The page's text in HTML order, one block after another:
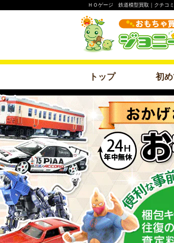
ＨＯゲージ 鉄道模型買取｜クチコ
トップ 初